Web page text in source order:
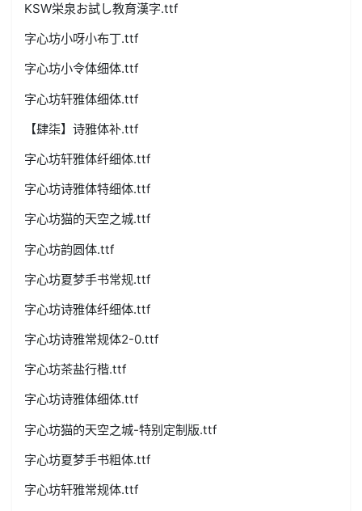
KSW栄泉お試し教育漢字.ttf
字心坊小呀小布丁.ttf
字心坊小令体细体.ttf
字心坊轩雅体细体.ttf
【肆柒】诗雅体补.ttf
字心坊轩雅体纤细体.ttf
字心坊诗雅体特细体.ttf
字心坊猫的天空之城.ttf
字心坊韵圆体.ttf
字心坊夏梦手书常规.ttf
字心坊诗雅体纤细体.ttf
字心坊诗雅常规体2-0.ttf
字心坊茶盐行楷.ttf
字心坊诗雅体细体.ttf
字心坊猫的天空之城-特别定制版.ttf
字心坊夏梦手书粗体.ttf
字心坊轩雅常规体.ttf